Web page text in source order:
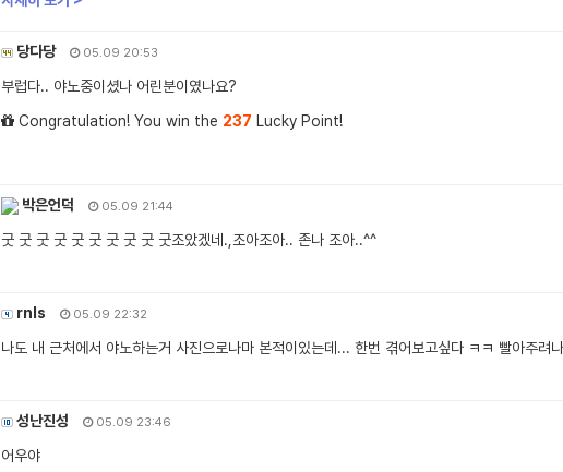
당다당 05.09 20:53
부럽다.. 야노중이셨나 어린분이였나요?
Congratulation! You win the 237 Lucky Point!
박은언덕 05.09 21:44
굿 굿 굿 굿 굿 굿 굿 굿 굿 굿조았겠네.,조아조아.. 존나 조아..^^
rnls 05.09 22:32
나도 내 근처에서 야노하는거 사진으로나마 본적이있는데... 한번 겪어보고싶다 ㅋㅋ 빨아주려나
성난진성 05.09 23:46
어우야